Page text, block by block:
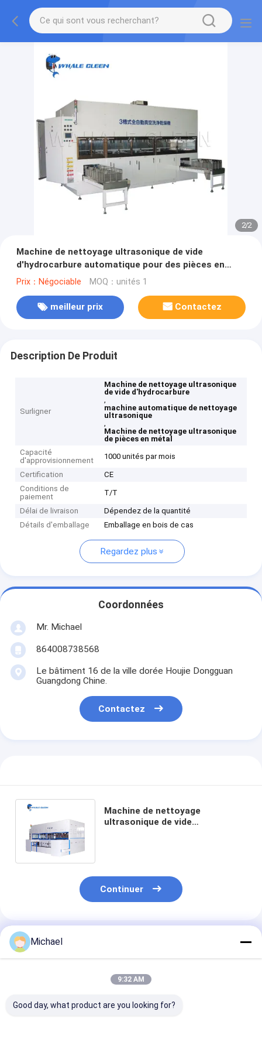
2/2
Machine de nettoyage ultrasonique de vide
d'hydrocarbure automatique pour des pièces en
métal
Prix：Négociable MOQ：unités 1
meilleur prix Contactez
Description De Produit
Surligner
Machine de nettoyage ultrasonique
de vide d'hydrocarbure
,
machine automatique de nettoyage
ultrasonique
,
Machine de nettoyage ultrasonique
de pièces en métal
Capacité
d'approvisionnement
1000 unités par mois
Certification
CE
Conditions de
paiement
T/T
Délai de livraison
Dépendez de la quantité
Détails d'emballage
Emballage en bois de cas
Regardez plus
Coordonnées
Mr. Michael
864008738568
Le bâtiment 16 de la ville dorée Houjie Dongguan
Guangdong Chine.
Contactez
Machine de nettoyage
ultrasonique de vide
Continuer
Produits Recommandés
Michael
9:32 AM
Good day, what product are you looking for?